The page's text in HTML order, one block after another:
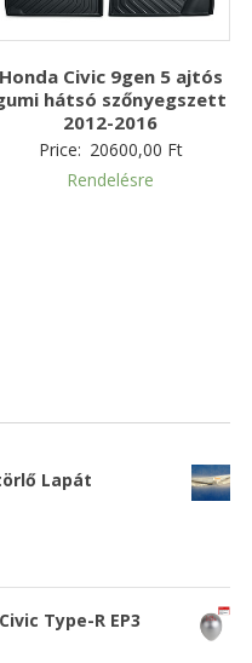
Honda Civic 9gen 5 ajtós
hátsó szőnyegszett
2012-2016
Price: 20600,00 Ft
Rendelésre
Lapát
Type-R EP3